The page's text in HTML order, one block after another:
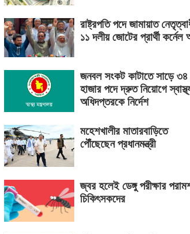
রাষ্ট্রপতি পদে জামায়াত
১১ দলীয় জোটের প্রার্থী কর্নেল
জনবল সংকট কাটাতে সাড়ে ৩৪
হাজার পদে দ্রুত নিয়োগে
অধিদপ্তরকে নির্দেশ
মহেশখালীর মাতারবাড়িতে
পৌঁছেছেন প্রধানমন্ত্রী
জ্বর হলেই ডেঙ্গু পরীক্ষার
চিকিৎসকদের